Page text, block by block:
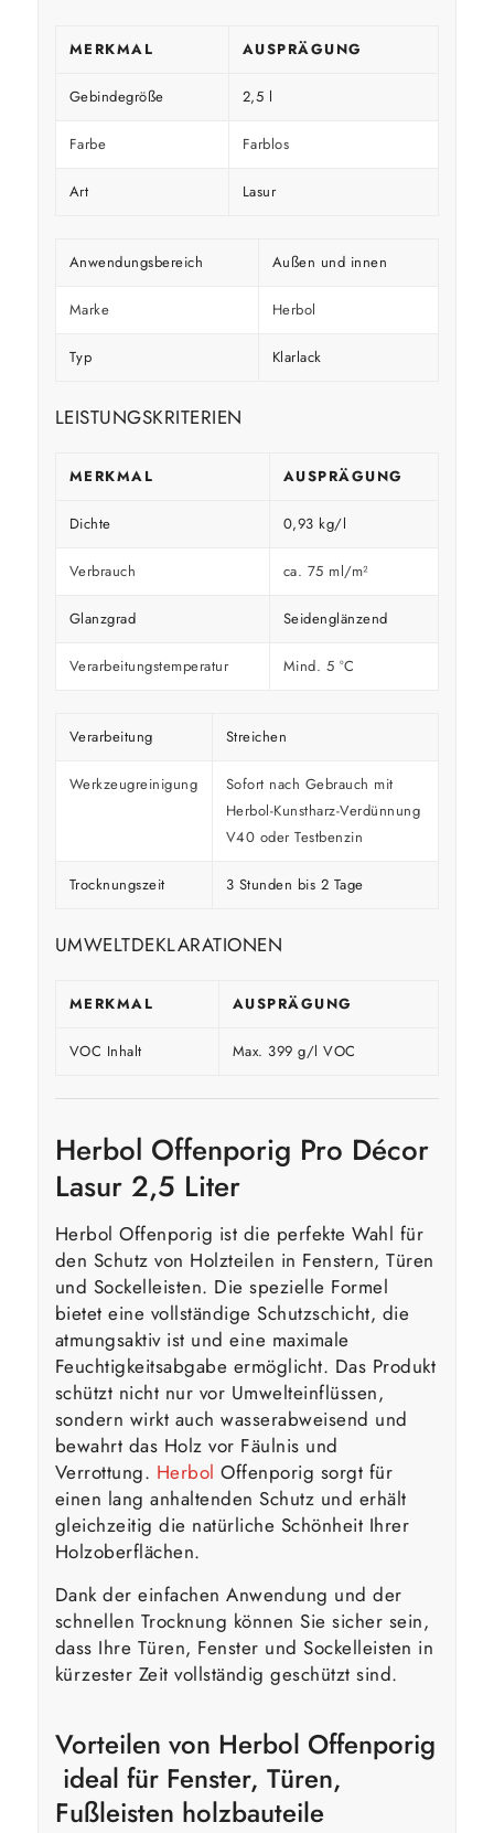
MERKMAL AUSPRÄGUNG
Gebindegröße 2,5 l
Farbe Farblos
Art Lasur
Anwendungsbereich Außen und innen
Marke Herbol
Typ Klarlack
LEISTUNGSKRITERIEN
MERKMAL AUSPRÄGUNG
Dichte 0,93 kg/l
Verbrauch ca. 75 ml/m²
Glanzgrad Seidenglänzend
Verarbeitungstemperatur Mind. 5 °C
Verarbeitung Streichen
Werkzeugreinigung
Sofort nach Gebrauch mit
Herbol-Kunstharz-Verdünnung
V40 oder Testbenzin
Trocknungszeit 3 Stunden bis 2 Tage
UMWELTDEKLARATIONEN
MERKMAL AUSPRÄGUNG
VOC Inhalt Max. 399 g/l VOC
Herbol Offenporig Pro Décor
Lasur 2,5 Liter
Herbol Offenporig ist die perfekte Wahl für
den Schutz von Holzteilen in Fenstern, Türen
und Sockelleisten. Die spezielle Formel
bietet eine vollständige Schutzschicht, die
atmungsaktiv ist und eine maximale
Feuchtigkeitsabgabe ermöglicht. Das Produkt
schützt nicht nur vor Umwelteinflüssen,
sondern wirkt auch wasserabweisend und
bewahrt das Holz vor Fäulnis und
Verrottung. Herbol Offenporig sorgt für
einen lang anhaltenden Schutz und erhält
gleichzeitig die natürliche Schönheit Ihrer
Holzoberflächen.
Dank der einfachen Anwendung und der
schnellen Trocknung können Sie sicher sein,
dass Ihre Türen, Fenster und Sockelleisten in
kürzester Zeit vollständig geschützt sind.
Vorteilen von Herbol Offenporig
ideal für Fenster, Türen,
Fußleisten holzbauteile